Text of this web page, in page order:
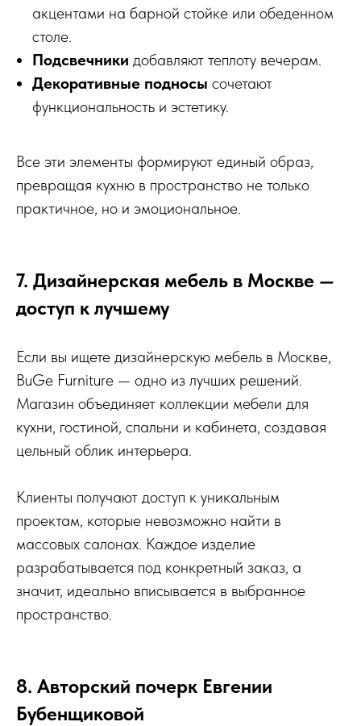
акцентами на барной стойке или обеденном
столе.
Подсвечники добавляют теплоту вечерам.
Декоративные подносы сочетают
функциональность и эстетику.
Все эти элементы формируют единый образ,
превращая кухню в пространство не только
практичное, но и эмоциональное.
7. Дизайнерская мебель в Москве —
доступ к лучшему
Если вы ищете дизайнерскую мебель в Москве,
BuGe Furniture — одно из лучших решений.
Магазин объединяет коллекции мебели для
кухни, гостиной, спальни и кабинета, создавая
цельный облик интерьера.
Клиенты получают доступ к уникальным
проектам, которые невозможно найти в
массовых салонах. Каждое изделие
разрабатывается под конкретный заказ, а
значит, идеально вписывается в выбранное
пространство.
8. Авторский почерк Евгении
Бубенщиковой